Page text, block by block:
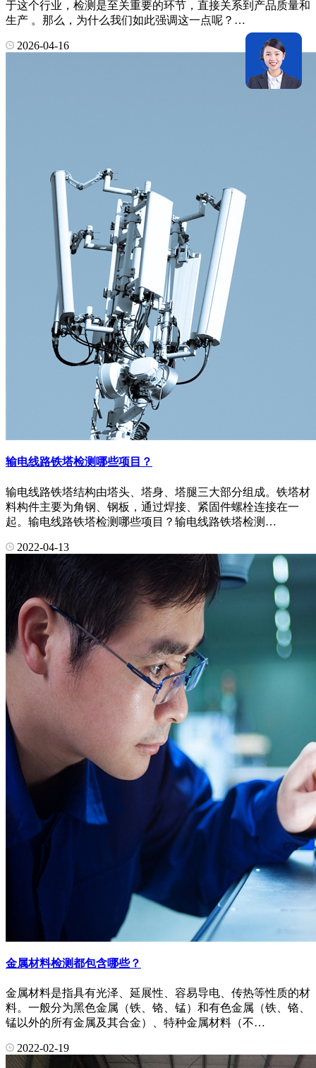
于这个行业，检测是至关重要的环节，直接关系到产品质量和
生产 。那么，为什么我们如此强调这一点呢？…
2026-04-16
输电线路铁塔检测哪些项目？
输电线路铁塔结构由塔头、塔身、塔腿三大部分组成。铁塔材
料构件主要为角钢、钢板，通过焊接、紧固件螺栓连接在一
起。输电线路铁塔检测哪些项目？输电线路铁塔检测…
2022-04-13
金属材料检测都包含哪些？
金属材料是指具有光泽、延展性、容易导电、传热等性质的材
料。一般分为黑色金属（铁、铬、锰）和有色金属（铁、铬、
锰以外的所有金属及其合金）、特种金属材料（不…
2022-02-19